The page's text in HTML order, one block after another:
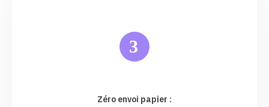
3
Zéro envoi papier :